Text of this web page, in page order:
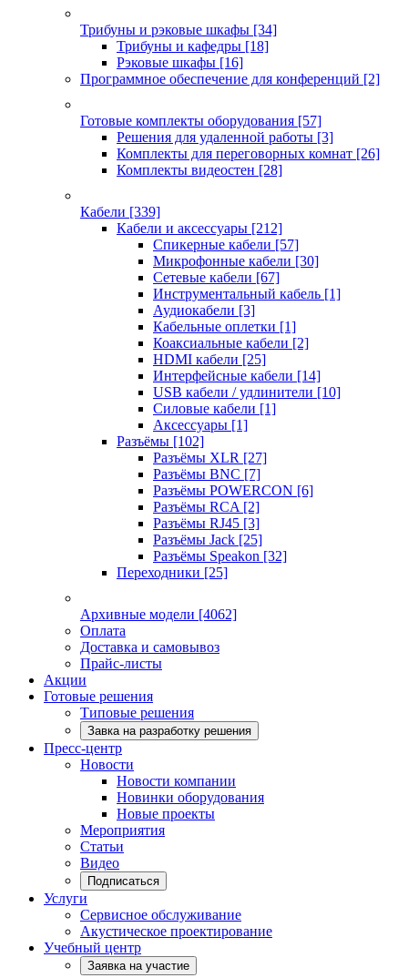
Трибуны и рэковые шкафы [34]
Трибуны и кафедры [18]
Рэковые шкафы [16]
Программное обеспечение для конференций [2]
Готовые комплекты оборудования [57]
Решения для удаленной работы [3]
Комплекты для переговорных комнат [26]
Комплекты видеостен [28]
Кабели [339]
Кабели и аксессуары [212]
Спикерные кабели [57]
Микрофонные кабели [30]
Сетевые кабели [67]
Инструментальный кабель [1]
Аудиокабели [3]
Кабельные оплетки [1]
Коаксиальные кабели [2]
HDMI кабели [25]
Интерфейсные кабели [14]
USB кабели / удлинители [10]
Силовые кабели [1]
Аксессуары [1]
Разъёмы [102]
Разъёмы XLR [27]
Разъёмы BNC [7]
Разъёмы POWERCON [6]
Разъёмы RCA [2]
Разъёмы RJ45 [3]
Разъёмы Jack [25]
Разъёмы Speakon [32]
Переходники [25]
Архивные модели [4062]
Оплата
Доставка и самовывоз
Прайс-листы
Акции
Готовые решения
Типовые решения
Завка на разработку решения
Пресс-центр
Новости
Новости компании
Новинки оборудования
Новые проекты
Мероприятия
Статьи
Видео
Подписаться
Услуги
Сервисное обслуживание
Акустическое проектирование
Учебный центр
Заявка на участие